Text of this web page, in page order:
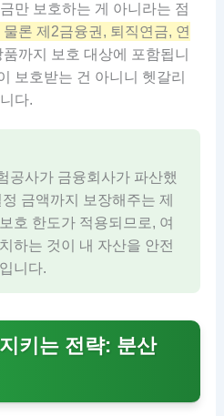
만 보호하는 게 아니라는 점
론 제2금융권, 퇴직연금, 연
까지 보호 대상에 포함됩니
보호받는 건 아니니 헷갈리
다.
공사가 금융회사가 파산했
금액까지 보장해주는 제
호 한도가 적용되므로, 여
하는 것이 내 자산을 안전
니다.
키는 전략: 분산